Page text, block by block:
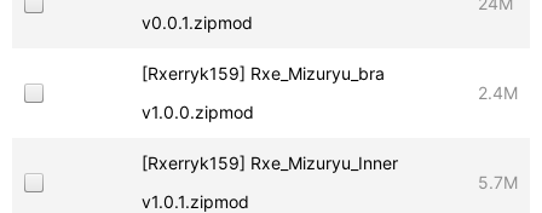
v0.0.1.zipmod
[Rxerryk159] Rxe_Mizuryu_bra
v1.0.0.zipmod
2.4M
[Rxerryk159] Rxe_Mizuryu_Inner
v1.0.1.zipmod
5.7M